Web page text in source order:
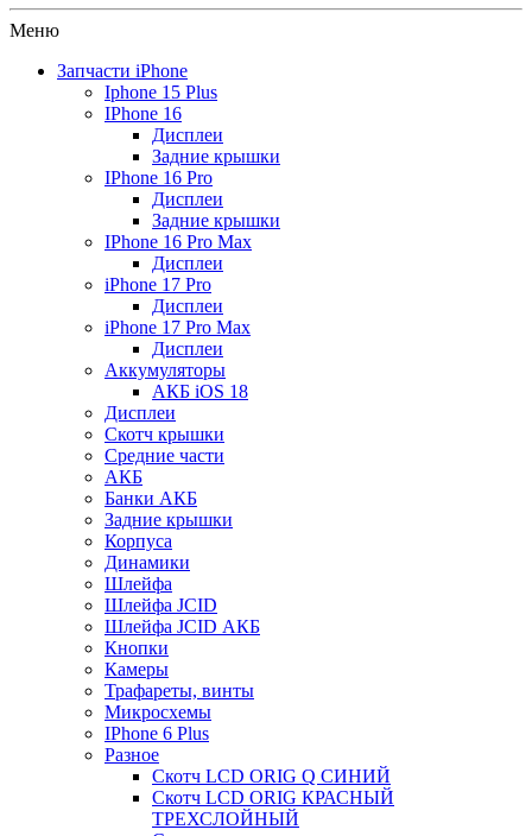
Меню
Запчасти iPhone
Iphone 15 Plus
IPhone 16
Дисплеи
Задние крышки
IPhone 16 Pro
Дисплеи
Задние крышки
IPhone 16 Pro Max
Дисплеи
iPhone 17 Pro
Дисплеи
iPhone 17 Pro Max
Дисплеи
Аккумуляторы
АКБ iOS 18
Дисплеи
Скотч крышки
Средние части
АКБ
Банки АКБ
Задние крышки
Корпуса
Динамики
Шлейфа
Шлейфа JCID
Шлейфа JCID АКБ
Кнопки
Камеры
Трафареты, винты
Микросхемы
IPhone 6 Plus
Разное
Скотч LCD ORIG Q СИНИЙ
Скотч LCD ORIG КРАСНЫЙ
ТРЕХСЛОЙНЫЙ